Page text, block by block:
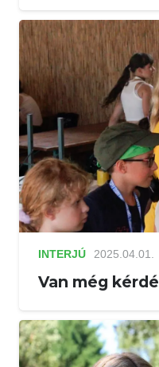
INTERJÚ 2025.04.01.
Van még